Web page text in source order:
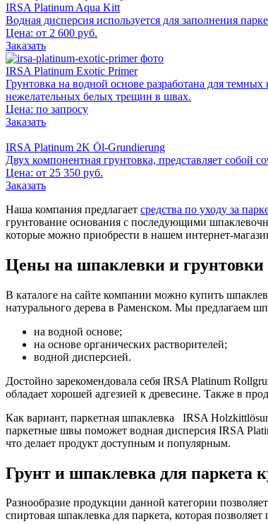
IRSA Platinum Aqua Kitt
Водная дисперсия используется для заполнения
Цена: от 2 600 руб.
Заказать
IRSA Platinum Exotic Primer
Грунтовка на водной основе разработана для
нежелательных белых трещин в швах.
Цена: по запросу
Заказать
IRSA Platinum 2K Öl-Grundierung
Двух компонентная грунтовка, представляет собой
Цена: от 25 350 руб.
Заказать
Наша компания предлагает средства по уходу за
грунтование основания с последующими
которые можно приобрести в нашем интернет-
Цены на шпаклевки и грунтовки
В каталоге на сайте компании можно купить
натурального дерева в Раменском. Мы предлагаем
на водной основе;
на основе органических растворителей;
водной дисперсией.
Достойно зарекомендовала себя IRSA Platinum
обладает хорошей адгезией к древесине. Также в
Как вариант, паркетная шпаклевка IRSA
паркетные швы поможет водная дисперсия IRSA
что делает продукт доступным и популярным.
Грунт и шпаклевка для паркета
Разнообразие продукции данной категории
спиртовая шпаклевка для паркета, которая